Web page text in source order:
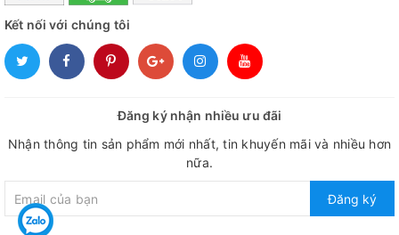
Kết nối với chúng tôi
Đăng ký nhận nhiều ưu đãi
Nhận thông tin sản phẩm mới nhất, tin khuyến mãi và nhiều hơn
nữa.
Đăng ký